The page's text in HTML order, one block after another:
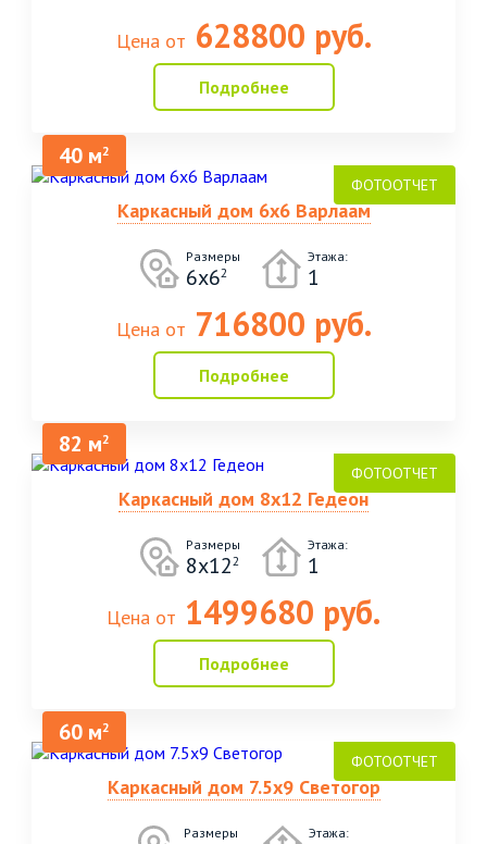
Цена от 628800 руб.
Подробнее
40 м2
Каркасный дом 6х6 Варлаам
Размеры
6х62
Этажа:
1
Цена от 716800 руб.
Подробнее
82 м2
Каркасный дом 8х12 Гедеон
Размеры
8х122
Этажа:
1
Цена от 1499680 руб.
Подробнее
60 м2
Каркасный дом 7.5х9 Светогор
Размеры Этажа: